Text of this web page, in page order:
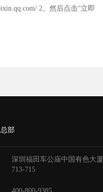
2、然后点击“立即
部
深圳福田车公庙中国有色大厦
713-715